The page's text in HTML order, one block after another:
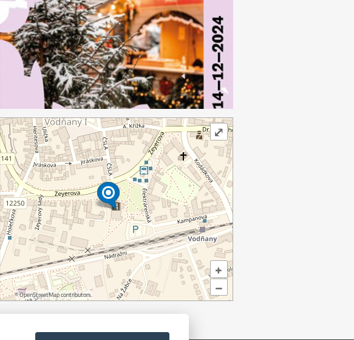
+
–
©OpenStreetMapcontributors.
⤢